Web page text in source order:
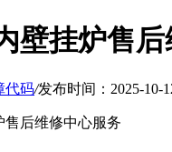
壁挂炉售
代码/发布时间：2025-10-
售后维修中心服务